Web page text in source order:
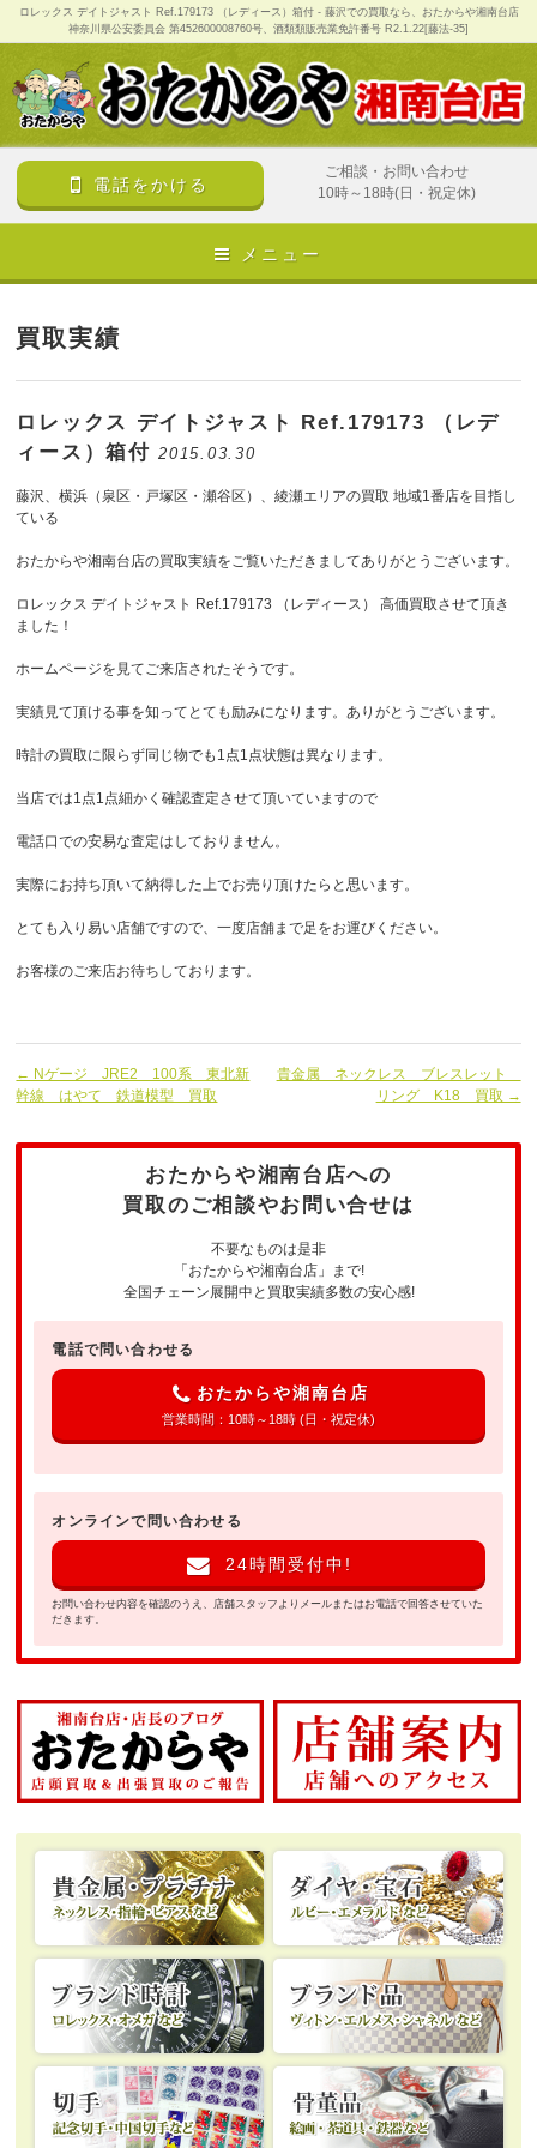
ロレックス デイトジャスト Ref.179173 （レディース）箱付 - 藤沢での買取なら、おたからや湘南台店
神奈川県公安委員会 第452600008760号、酒類類販売業免許番号 R2.1.22[藤法-35]
電話をかける
ご相談・お問い合わせ
10時～18時(日・祝定休)
メニュー
買取実績
ロレックス デイトジャスト Ref.179173 （レデ
ィース）箱付2015.03.30
藤沢、横浜（泉区・戸塚区・瀬谷区）、綾瀬エリアの買取 地域1番店を目指し
ている
おたからや湘南台店の買取実績をご覧いただきましてありがとうございます。
ロレックス デイトジャスト Ref.179173 （レディース） 高価買取させて頂き
ました！
ホームページを見てご来店されたそうです。
実績見て頂ける事を知ってとても励みになります。ありがとうございます。
時計の買取に限らず同じ物でも1点1点状態は異なります。
当店では1点1点細かく確認査定させて頂いていますので
電話口での安易な査定はしておりません。
実際にお持ち頂いて納得した上でお売り頂けたらと思います。
とても入り易い店舗ですので、一度店舗まで足をお運びください。
お客様のご来店お待ちしております。
← Nゲージ JRE2 100系 東北新
幹線 はやて 鉄道模型 買取
貴金属 ネックレス ブレスレット
リング K18 買取 →
おたからや湘南台店への
買取のご相談やお問い合せは
不要なものは是非
「おたからや湘南台店」まで!
全国チェーン展開中と買取実績多数の安心感!
電話で問い合わせる
おたからや湘南台店
営業時間：10時～18時 (日・祝定休)
オンラインで問い合わせる
24時間受付中!
お問い合わせ内容を確認のうえ、店舗スタッフよりメールまたはお電話で回答させていた
だきます。